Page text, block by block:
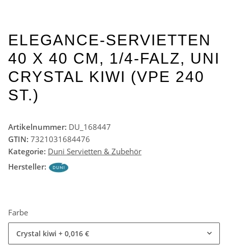
ELEGANCE-SERVIETTEN
40 X 40 CM, 1/4-FALZ, UNI
CRYSTAL KIWI (VPE 240
ST.)
Artikelnummer: DU_168447
GTIN: 7321031684476
Kategorie: Duni Servietten & Zubehör
Hersteller:
Farbe
Crystal kiwi + 0,016 €